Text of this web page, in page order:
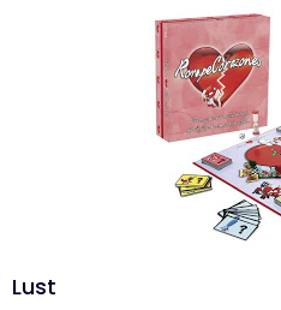
Lust